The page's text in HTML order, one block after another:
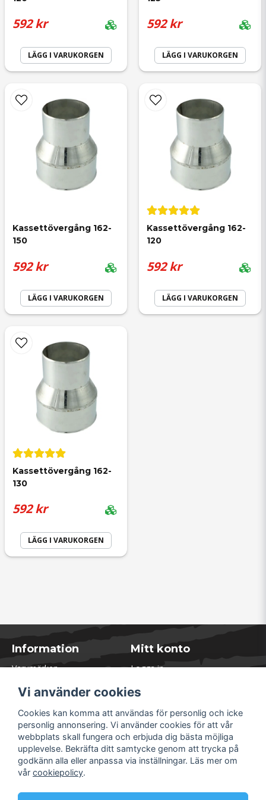
Skicka fråga
Mycket bra förminskare i rostfritt stål till bra pris.
Johan
för 1 år sedan
Snabb leverans och överensstämmer med
beskrivningen
592 kr
LÄGG I VARUKORGEN
592 kr
LÄGG I VARUKORGEN
Kassettövergång 162-
150
592 kr
LÄGG I VARUKORGEN
Kassettövergång 162-
120
592 kr
LÄGG I VARUKORGEN
Kassettövergång 162-
130
592 kr
LÄGG I VARUKORGEN
Information
Varumärken
Kontakta oss
Öppettider Lager
Om Soliduct
Soliduct & Ventilation.se
Informationssidor
Returer
Villkor & Policy
Mitt konto
Logga in
Glömt lösenord?
Vi använder cookies
Cookies kan komma att användas för personlig och icke
personlig annonsering. Vi använder cookies för att vår
webbplats skall fungera och erbjuda dig bästa möjliga
upplevelse. Bekräfta ditt samtycke genom att trycka på
godkänn alla eller anpassa via inställningar. Läs mer om
vår cookiepolicy.